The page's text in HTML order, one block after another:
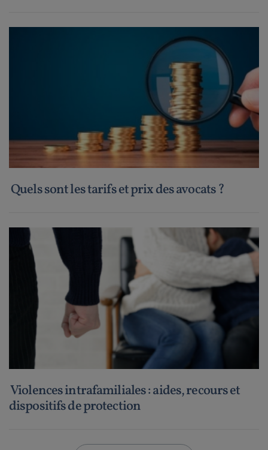
Quels sont les tarifs et prix des avocats ?
Violences intrafamiliales : aides, recours et
dispositifs de protection